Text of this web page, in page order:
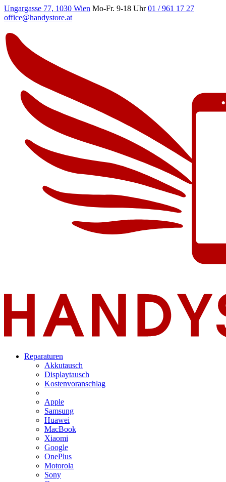
Ungargasse 77, 1030 Wien Mo-Fr. 9-18 Uhr 01 / 961 17 27
office@handystore.at
Reparaturen
Akkutausch
Displaytausch
Kostenvoranschlag
Apple
Samsung
Huawei
MacBook
Xiaomi
Google
OnePlus
Motorola
Sony